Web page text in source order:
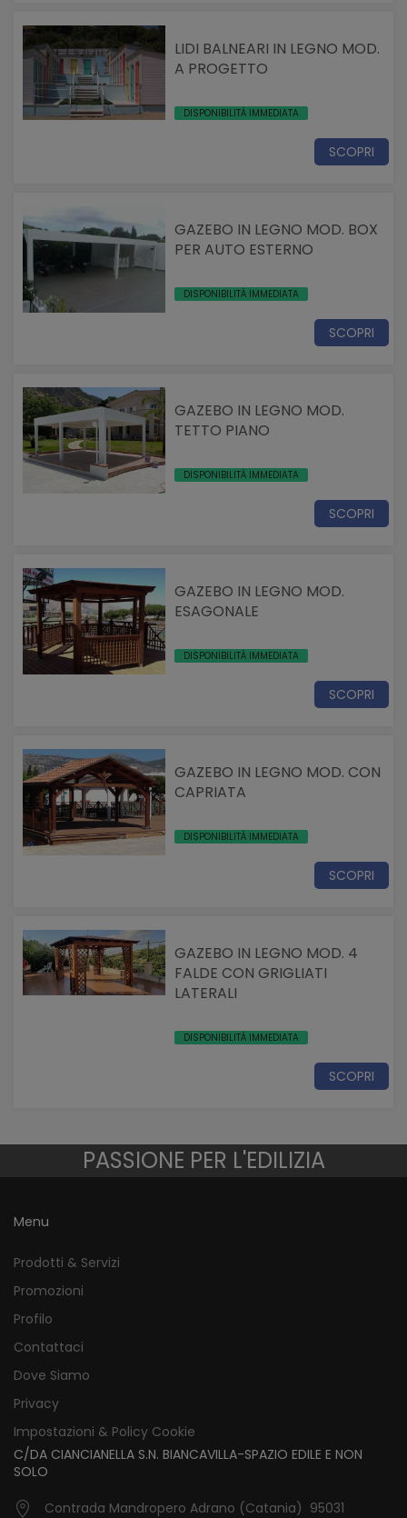
LIDI BALNEARI IN LEGNO MOD.
A PROGETTO
DISPONIBILITÀ IMMEDIATA
SCOPRI
GAZEBO IN LEGNO MOD. BOX
PER AUTO ESTERNO
DISPONIBILITÀ IMMEDIATA
SCOPRI
GAZEBO IN LEGNO MOD.
TETTO PIANO
DISPONIBILITÀ IMMEDIATA
SCOPRI
GAZEBO IN LEGNO MOD.
ESAGONALE
DISPONIBILITÀ IMMEDIATA
SCOPRI
GAZEBO IN LEGNO MOD. CON
CAPRIATA
DISPONIBILITÀ IMMEDIATA
SCOPRI
GAZEBO IN LEGNO MOD. 4
FALDE CON GRIGLIATI
LATERALI
DISPONIBILITÀ IMMEDIATA
SCOPRI
PASSIONE PER L'EDILIZIA
Menu
Prodotti & Servizi
Promozioni
Profilo
Contattaci
Dove Siamo
Privacy
Impostazioni & Policy Cookie
C/DA CIANCIANELLA S.N. BIANCAVILLA-SPAZIO EDILE E NON
SOLO
Contrada Mandropero Adrano (Catania) 95031